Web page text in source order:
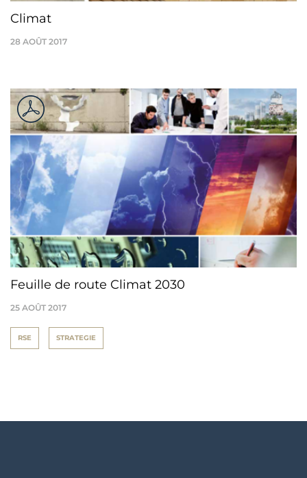
Climat
28 AOÛT 2017
Feuille de route Climat 2030
25 AOÛT 2017
RSE STRATEGIE